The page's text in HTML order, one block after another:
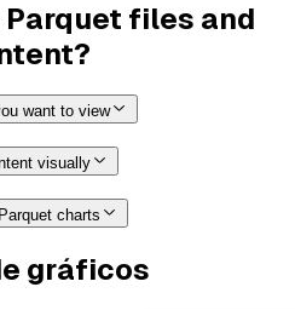
files and
want to view
visually
charts
gráficos